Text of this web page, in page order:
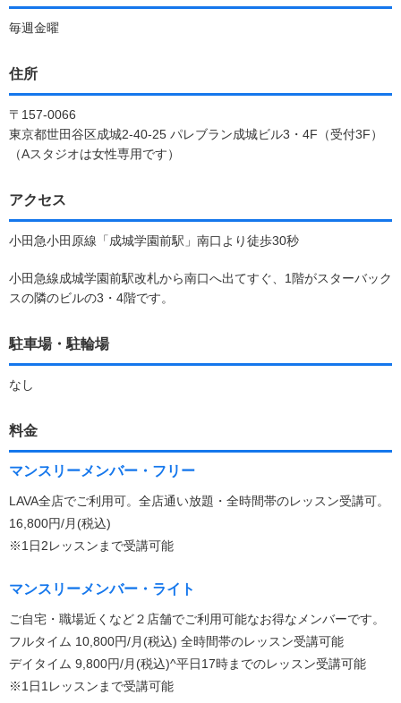
毎週金曜
住所
〒157-0066
東京都世田谷区成城2-40-25 パレブラン成城ビル3・4F（受付3F）
（Aスタジオは女性専用です）
アクセス
小田急小田原線「成城学園前駅」南口より徒歩30秒
小田急線成城学園前駅改札から南口へ出てすぐ、1階がスターバック
スの隣のビルの3・4階です。
駐車場・駐輪場
なし
料金
マンスリーメンバー・フリー
LAVA全店でご利用可。全店通い放題・全時間帯のレッスン受講可。
16,800円/月(税込)
※1日2レッスンまで受講可能
マンスリーメンバー・ライト
ご自宅・職場近くなど２店舗でご利用可能なお得なメンバーです。
フルタイム 10,800円/月(税込) 全時間帯のレッスン受講可能
デイタイム 9,800円/月(税込)^平日17時までのレッスン受講可能
※1日1レッスンまで受講可能